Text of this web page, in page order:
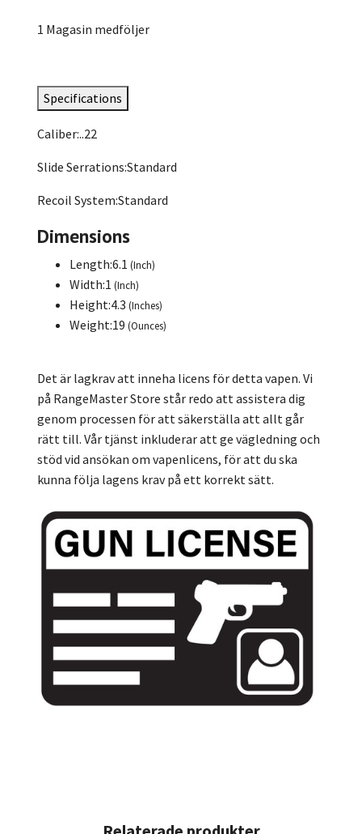
1 Magasin medföljer
Specifications
Caliber:..22
Slide Serrations:Standard
Recoil System:Standard
Dimensions
Length:6.1 (Inch)
Width:1 (Inch)
Height:4.3 (Inches)
Weight:19 (Ounces)
Det är lagkrav att inneha licens för detta vapen. Vi
på RangeMaster Store står redo att assistera dig
genom processen för att säkerställa att allt går
rätt till. Vår tjänst inkluderar att ge vägledning och
stöd vid ansökan om vapenlicens, för att du ska
kunna följa lagens krav på ett korrekt sätt.